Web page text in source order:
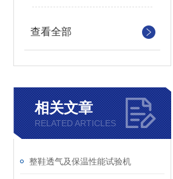
查看全部
相关文章
RELATED ARTICLES
整鞋透气及保温性能试验机